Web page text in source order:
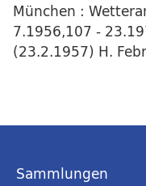
München :
7.1956,107 -
(23.2.1957) H.
Sammlungen